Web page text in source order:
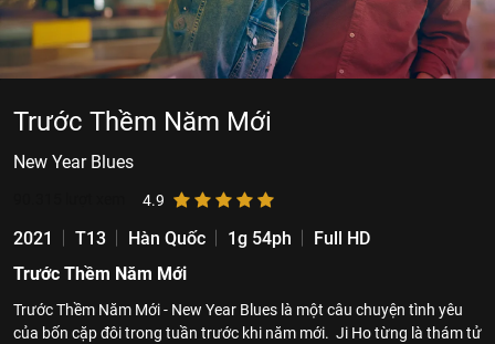
Trước Thềm Năm Mới
New Year Blues
4.9
2021 T13 Hàn Quốc 1g 54ph
Full HD
Trước Thềm Năm Mới
Trước Thềm Năm Mới - New Year Blues là một câu chuyện tình yêu
của bốn cặp đôi trong tuần trước khi năm mới. Ji Ho từng là thám tử